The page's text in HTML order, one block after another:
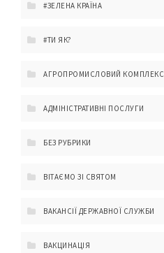
#ЗЕЛЕНА КРАЇНА
#ТИ ЯК?
АГРОПРОМИСЛОВИЙ КОМПЛЕКС
АДМІНІСТРАТИВНІ ПОСЛУГИ
БЕЗ РУБРИКИ
ВІТАЄМО ЗІ СВЯТОМ
ВАКАНСІЇ ДЕРЖАВНОЇ СЛУЖБИ
ВАКЦИНАЦІЯ